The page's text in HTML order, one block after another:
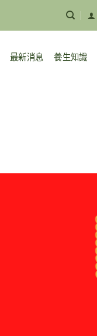
最新消息 養生知識